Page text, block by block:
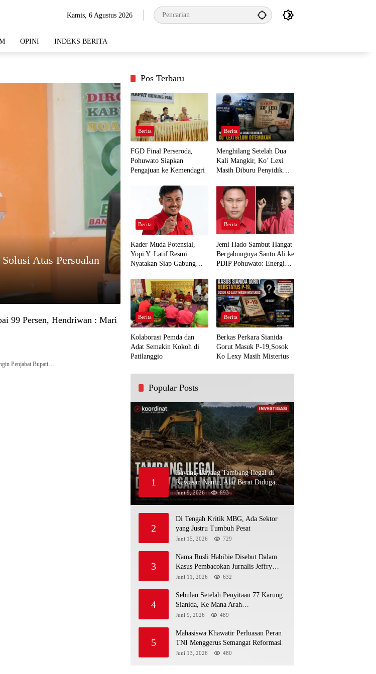
Kamis, 6 Agustus 2026
OPINI INDEKS BERITA
Atas Persoalan
99 Persen, Hendriwan : Mari
Penjabat Bupati…
Pos Terbaru
Berita
FGD Final Perseroda,
Pohuwato Siapkan
Pengajuan ke Kemendagri
Berita
Menghilang Setelah Dua
Kali Mangkir, Ko’ Lexi
Masih Diburu Penyidik
Berita
Kader Muda Potensial,
Yopi Y. Latif Resmi
Nyatakan Siap Gabung
Demi Kawal Aspirasi Bumi
Panua
Berita
Jemi Hado Sambut Hangat
Bergabungnya Santo Ali ke
PDIP Pohuwato: Energi
Rakyat
Berita
Kolaborasi Pemda dan
Adat Semakin Kokoh di
Patilanggio
Berita
Berkas Perkara Sianida
Gorut Masuk P-19,Sosok
Ko Lexy Masih Misterius
Popular Posts
1
Bayang-Bayang Tambang Ilegal di
Kawasan Nantu, Alat Berat Diduga
Kembali Menembus Hutan Sapa
Juni 9, 2026 893
2
Di Tengah Kritik MBG, Ada Sektor
yang Justru Tumbuh Pesat
Juni 15, 2026 729
3
Nama Rusli Habibie Disebut Dalam
Kasus Pembacokan Jurnalis Jeffry
Rumampuk
Juni 11, 2026 632
4
Sebulan Setelah Penyitaan 77 Karung
Sianida, Ke Mana Arah
Penyidikannya?
Juni 9, 2026 489
5
Mahasiswa Khawatir Perluasan Peran
TNI Menggerus Semangat Reformasi
Juni 13, 2026 480